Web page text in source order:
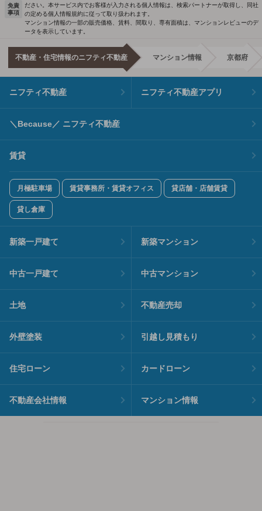
免責
事項
ださい。本サービス内でお客様が入力される個人情報は、検索パートナーが取得し、同社
の定める個人情報規約に従って取り扱われます。
マンション情報の一部の販売価格、賃料、間取り、専有面積は、マンションレビューのデ
ータを表示しています。
不動産・住宅情報のニフティ不動産 マンション情報 京都府
ニフティ不動産 ニフティ不動産アプリ
＼Because／ ニフティ不動産
賃貸
月極駐車場 賃貸事務所・賃貸オフィス 貸店舗・店舗賃貸
貸し倉庫
新築一戸建て 新築マンション
中古一戸建て 中古マンション
土地 不動産売却
外壁塗装 引越し見積もり
住宅ローン カードローン
不動産会社情報 マンション情報